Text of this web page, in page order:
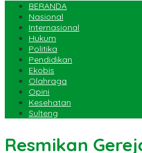
BERANDA
Nasional
Internasional
Hukum
Politika
Pendidikan
Ekobis
Olahraga
Opini
Kesehatan
Sulteng
Resmikan